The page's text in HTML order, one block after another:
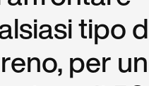
tipo
per un